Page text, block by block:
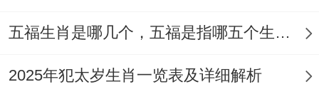
五福生肖是哪几个，五福是指哪五个生肖动物
2025年犯太岁生肖一览表及详细解析